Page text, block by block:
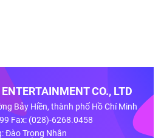
CO., LTD
Bảy Hiền, thành phố Hồ Chí Minh
Fax: (028)-6268.0458
Đào Trọng Nhân